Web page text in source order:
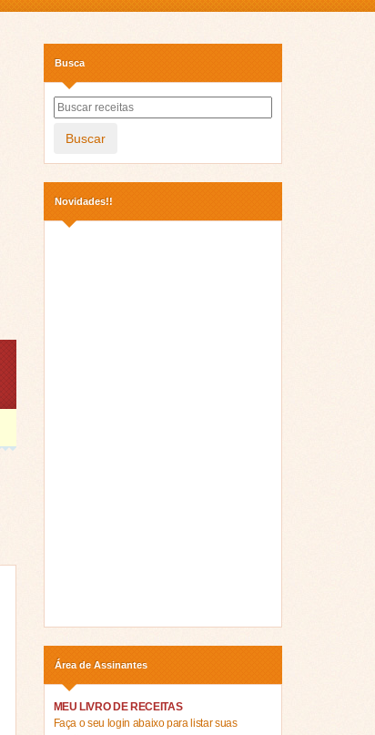
Busca
Buscar
Novidades!!
Área de Assinantes
MEU LIVRO DE RECEITAS
Faça o seu login abaixo para listar suas